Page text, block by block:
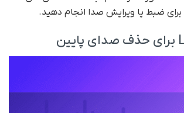
برای ضبط یا ویرایش صدا انجام دهید.